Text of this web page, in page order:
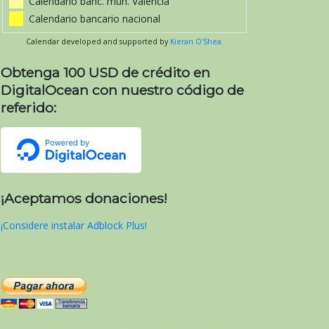
Calendario bancario nacional
Calendar developed and supported by Kieran O'Shea
Obtenga 100 USD de crédito en
DigitalOcean con nuestro código de
referido:
¡Aceptamos donaciones!
¡Considere instalar Adblock Plus!